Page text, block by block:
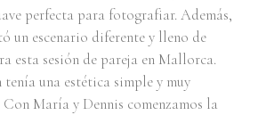
perfecta para fotografiar. Además,
un escenario diferente y lleno de
esta sesión de pareja en Mallorca.
una estética simple y muy
María y Dennis comenzamos la